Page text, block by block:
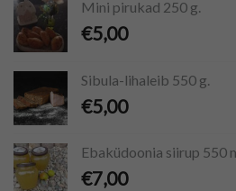
Mini pirukad 250 g.
€5,00
Sibula-lihaleib 550 g.
€5,00
Ebaküdoonia siirup 550
€7,00